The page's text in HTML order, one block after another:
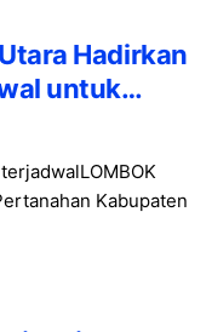
Hadirkan
untuk
Kabupaten